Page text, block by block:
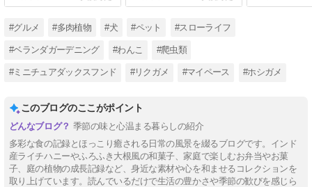
#グルメ #多肉植物 #犬 #ペット #スローライフ
#ベランダガーデニング #わんこ #爬虫類
#ミニチュアダックスフンド #リクガメ #マイペース #ホシガメ
このブログのここがポイント
季節の味と心温まる暮らしの紹介
多彩な食の記録とほっこり癒される日常の風景を綴るブログです。インド
産ライチハニーやふろふき大根風の和菓子、家庭で楽しむお弁当やお菓
子、庭の植物の成長記録など、身近な素材や心を和ませるコレクションを
取り上げています。読んでいるだけで生活の豊かさや季節の歓びを感じら